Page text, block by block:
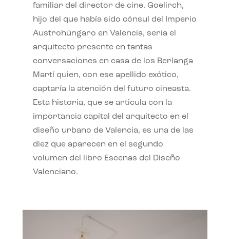
familiar del director de cine. Goelirch,
hijo del que había sido cónsul del Imperio
Austrohúngaro en Valencia, sería el
arquitecto presente en tantas
conversaciones en casa de los Berlanga
Martí quien, con ese apellido exótico,
captaría la atención del futuro cineasta.
Esta historia, que se articula con la
importancia capital del arquitecto en el
diseño urbano de Valencia, es una de las
diez que aparecen en el segundo
volumen del libro Escenas del Diseño
Valenciano.